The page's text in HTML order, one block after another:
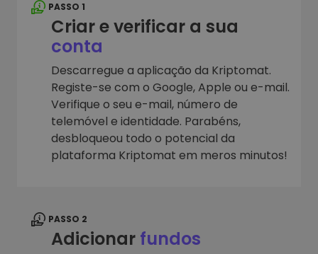
PASSO 1
Criar e verificar a sua
conta
Descarregue a aplicação da Kriptomat.
Registe-se com o Google, Apple ou e-mail.
Verifique o seu e-mail, número de
telemóvel e identidade. Parabéns,
desbloqueou todo o potencial da
plataforma Kriptomat em meros minutos!
PASSO 2
Adicionar fundos